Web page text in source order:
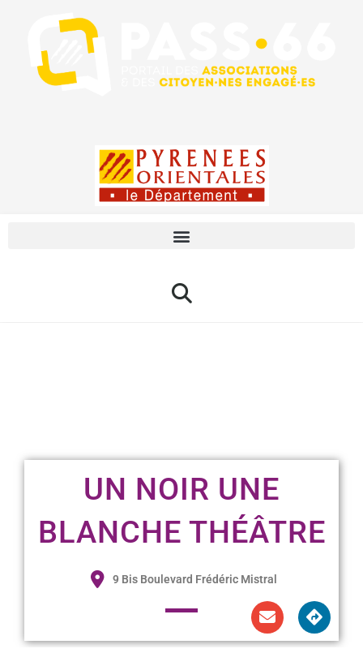
UN NOIR UNE
BLANCHE THÉÂTRE
9 Bis Boulevard Frédéric Mistral